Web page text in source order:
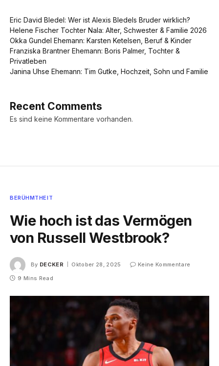
Eric David Bledel: Wer ist Alexis Bledels Bruder wirklich?
Helene Fischer Tochter Nala: Alter, Schwester & Familie 2026
Okka Gundel Ehemann: Karsten Ketelsen, Beruf & Kinder
Franziska Brantner Ehemann: Boris Palmer, Tochter &
Privatleben
Janina Uhse Ehemann: Tim Gutke, Hochzeit, Sohn und Familie
Recent Comments
Es sind keine Kommentare vorhanden.
BERÜHMTHEIT
Wie hoch ist das Vermögen
von Russell Westbrook?
By DECKER Oktober 28, 2025
Keine Kommentare
9 Mins Read